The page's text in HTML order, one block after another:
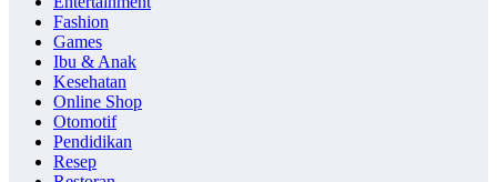
Fashion
Games
Ibu & Anak
Kesehatan
Online Shop
Otomotif
Pendidikan
Resep